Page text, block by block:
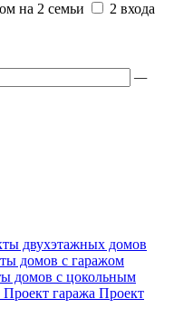
на 2 семьи
2 входа
—
двухэтажных домов
домов с гаражом
домов с цокольным
Проект гаража Проект